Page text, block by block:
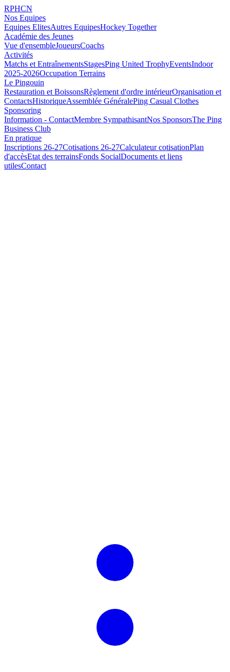
RPHCN
Nos Equipes
Equipes ElitesAutres EquipesHockey Together
Académie des Jeunes
Vue d'ensembleJoueursCoachs
Activités
Matchs et EntraînementsStagesPing United TrophyEventsIndoor
2025-2026Occupation Terrains
Le Pingouin
Restauration et BoissonsRèglement d'ordre intérieurOrganisation et
ContactsHistoriqueAssemblée GénéralePing Casual Clothes
Sponsoring
Information - ContactMembre SympathisantNos SponsorsThe Ping
Business Club
En pratique
Inscriptions 26-27Cotisations 26-27Calculateur cotisationPlan
d'accèsEtat des terrainsFonds SocialDocuments et liens
utilesContact